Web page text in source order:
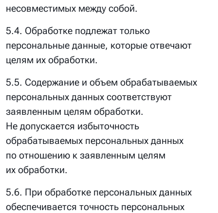
несовместимых между собой.
5.4. Обработке подлежат только
персональные данные, которые отвечают
целям их обработки.
5.5. Содержание и объем обрабатываемых
персональных данных соответствуют
заявленным целям обработки.
Не допускается избыточность
обрабатываемых персональных данных
по отношению к заявленным целям
их обработки.
5.6. При обработке персональных данных
обеспечивается точность персональных